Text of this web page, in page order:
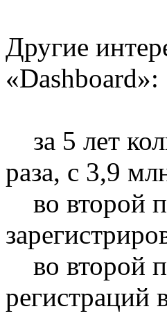
Другие
«Dashboard»:
за 5 лет
раза, с 3,9
во второй
во второй
регистраций